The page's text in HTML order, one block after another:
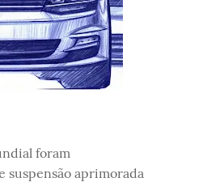
foram
suspensão aprimorada